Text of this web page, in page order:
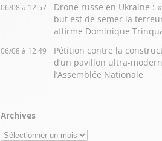
06/08 à 12:57
Drone russe en Ukraine : «
but est de semer la
affirme Dominique
06/08 à 12:49
Pétition contre la
d’un pavillon ultra-
l’Assemblée Nationale
Archives
Archives